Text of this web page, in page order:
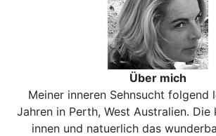
Über mich
Meiner inneren Sehnsucht folgend
Jahren in Perth, West Australien. Die
innen und natuerlich das